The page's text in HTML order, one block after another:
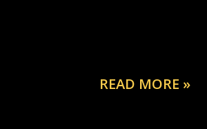
READ MORE »